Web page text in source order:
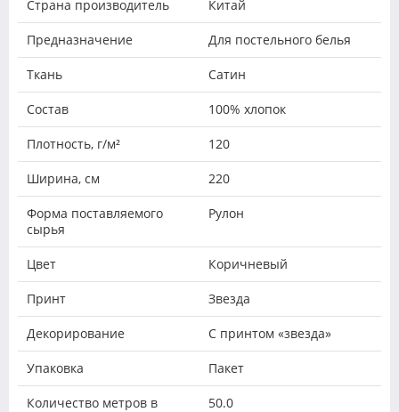
Страна производитель Китай
Предназначение Для постельного белья
Ткань Сатин
Состав 100% хлопок
Плотность, г/м² 120
Ширина, см 220
Форма поставляемого
сырья
Рулон
Цвет Коричневый
Принт Звезда
Декорирование С принтом «звезда»
Упаковка Пакет
Количество метров в
50.0